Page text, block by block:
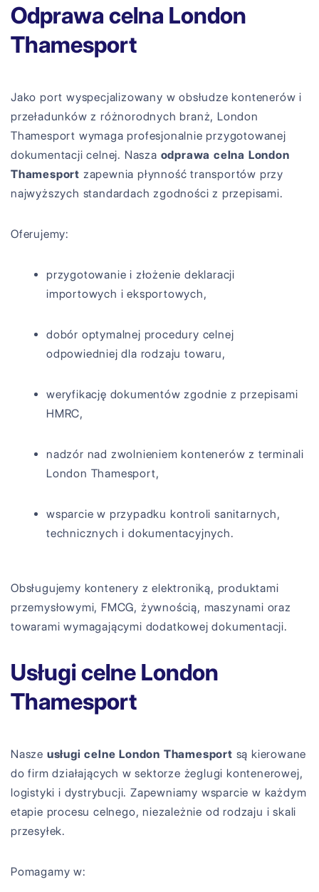
Odprawa celna London
Thamesport
Jako port wyspecjalizowany w obsłudze kontenerów i
przeładunków z różnorodnych branż, London
Thamesport wymaga profesjonalnie przygotowanej
dokumentacji celnej. Nasza odprawa celna London
Thamesport zapewnia płynność transportów przy
najwyższych standardach zgodności z przepisami.
Oferujemy:
przygotowanie i złożenie deklaracji
importowych i eksportowych,
dobór optymalnej procedury celnej
odpowiedniej dla rodzaju towaru,
weryfikację dokumentów zgodnie z przepisami
HMRC,
nadzór nad zwolnieniem kontenerów z terminali
London Thamesport,
wsparcie w przypadku kontroli sanitarnych,
technicznych i dokumentacyjnych.
Obsługujemy kontenery z elektroniką, produktami
przemysłowymi, FMCG, żywnością, maszynami oraz
towarami wymagającymi dodatkowej dokumentacji.
Usługi celne London
Thamesport
Nasze usługi celne London Thamesport są kierowane
do firm działających w sektorze żeglugi kontenerowej,
logistyki i dystrybucji. Zapewniamy wsparcie w każdym
etapie procesu celnego, niezależnie od rodzaju i skali
przesyłek.
Pomagamy w: